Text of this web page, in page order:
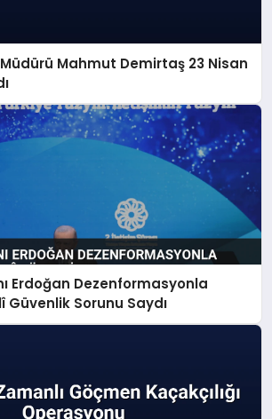
Mahmut Demirtaş 23 Nisan
Erdoğan Dezenformasyonla
Güvenlik Sorunu Saydı